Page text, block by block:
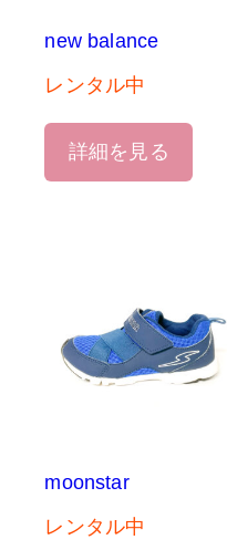
new balance
レンタル中
詳細を見る
moonstar
レンタル中